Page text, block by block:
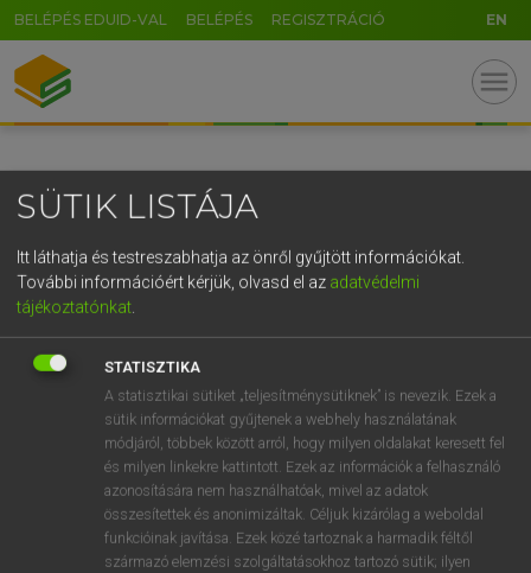
BELÉPÉS EDUID-VAL BELÉPÉS REGISZTRÁCIÓ EN
menu
SÜTIK LISTÁJA
Itt láthatja és testreszabhatja az önről gyűjtött információkat.
További információért kérjük, olvasd el az adatvédelmi
tájékoztatónkat
STATISZTIKA
A statisztikai sütiket „teljesítménysütiknek” is nevezik. Ezek a
sütik információkat gyűjtenek a webhely használatának
módjáról, többek között arról, hogy milyen oldalakat keresett fel
és milyen linkekre kattintott. Ezek az információk a felhasználó
azonosítására nem használhatóak, mivel az adatok
összesítettek és anonimizáltak. Céljuk kizárólag a weboldal
funkcióinak javítása. Ezek közé tartoznak a harmadik féltől
származó elemzési szolgáltatásokhoz tartozó sütik; ilyen
GR
5
g h k l
v b n m , . - AltGr